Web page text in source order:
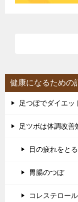
健康になるための
足つぼでダイエッ
足ツボは体調改善
目の疲れをと
胃腸のつぼ
コレステロー